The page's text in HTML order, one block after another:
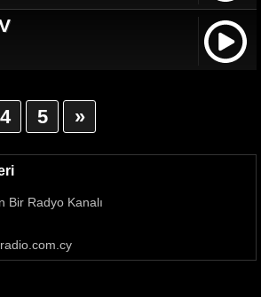
4 5 »
Bir Radyo Kanalı